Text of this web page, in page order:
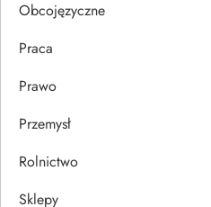
Obcojęzyczne
Praca
Prawo
Przemysł
Rolnictwo
Sklepy